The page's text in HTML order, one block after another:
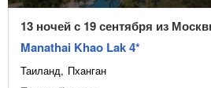
13 ночей с 19 сентября из
Manathai Khao Lak 4*
Таиланд Пханган